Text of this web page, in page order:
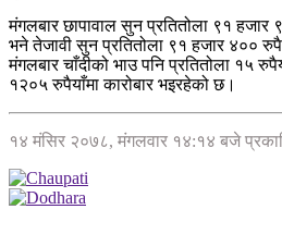
मंगलबार छापावाल सुन प्रतितोला ९१ हजार
भने तेजावी सुन प्रतितोला ९१ हजार ४००
मंगलबार चाँदीको भाउ पनि प्रतितोला १५
१२०५ रुपैयाँमा कारोबार भइरहेको छ।
१४ मंसिर २०७८, मंगलवार १४:१४ बजे